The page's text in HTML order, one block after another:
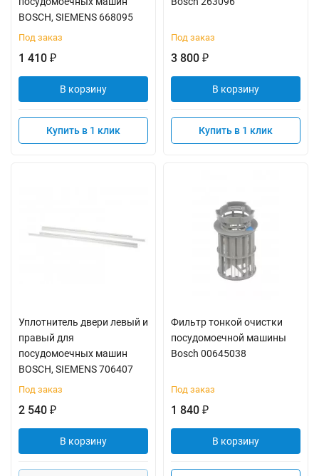
BOSCH, SIEMENS 668095
Под заказ
1 410 ₽
В корзину
Купить в 1 клик
Под заказ
3 800 ₽
В корзину
Купить в 1 клик
Уплотнитель двери левый и
правый для
посудомоечных машин
BOSCH, SIEMENS 706407
Под заказ
2 540 ₽
В корзину
Фильтр тонкой очистки
посудомоечной машины
Bosch 00645038
Под заказ
1 840 ₽
В корзину